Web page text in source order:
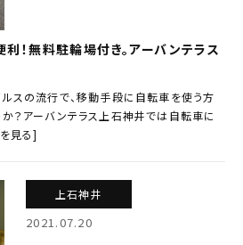
！無料駐輪場付き。アーバンテラス
スの流行で、移動手段に自転車を使う方
？アーバンテラス上石神井では自転車に
見る]
上石神井
2021.07.20